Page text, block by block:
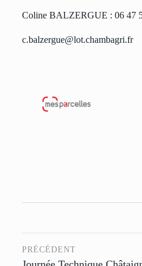
Coline BALZERGUE : 06 47
c.balzergue@lot.chambagri.fr
PRÉCÉDENT